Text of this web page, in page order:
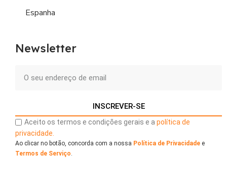
Espanha
Newsletter
INSCREVER-SE
Aceito os termos e condições gerais e a política de
privacidade.
Ao clicar no botão, concorda com a nossa Política de Privacidade e
Termos de Serviço